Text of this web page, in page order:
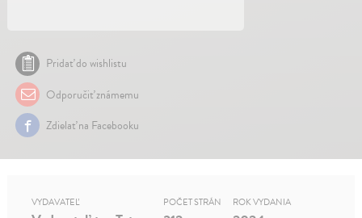
Pridať do wishlistu
Odporučiť známemu
Zdielať na Facebooku
VYDAVATEĽ POČET STRÁN ROK VYDANIA